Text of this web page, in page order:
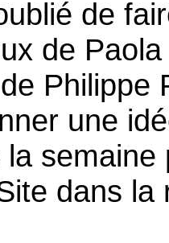
de
de Paola
Philippe
une
dans